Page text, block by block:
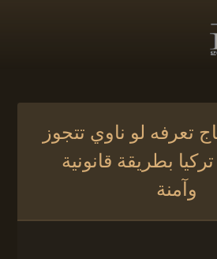
تعرفه لو ناوي تتجوز
بطريقة قانونية
وآمنة